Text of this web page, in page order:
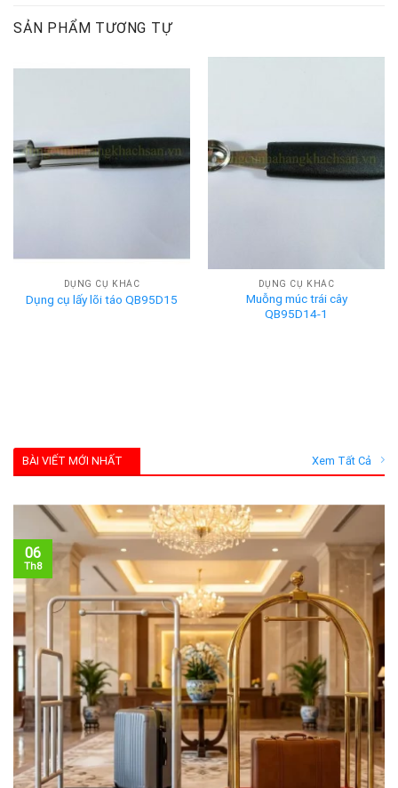
SẢN PHẨM TƯƠNG TỰ
DỤNG CỤ KHÁC
Dụng cụ lấy lõi táo QB95D15
DỤNG CỤ KHÁC
Muỗng múc trái cây
QB95D14-1
BÀI VIẾT MỚI NHẤT Xem Tất Cả
06
Th8